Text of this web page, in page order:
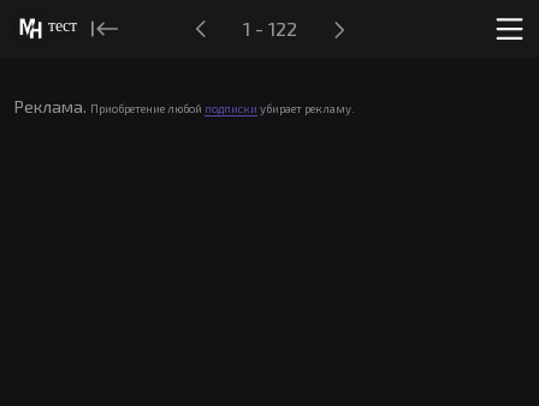
тест 1 - 122
Реклама. Приобретение любой подписки убирает рекламу.